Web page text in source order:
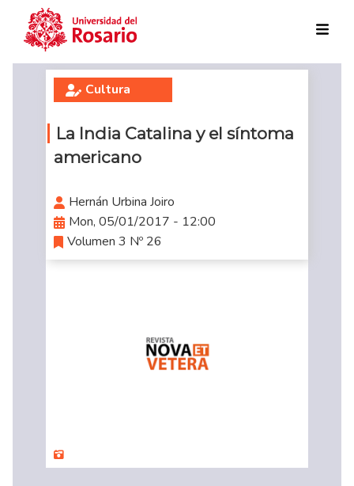
Skip to main content
Cultura
La India Catalina y el síntoma
americano
Hernán Urbina Joiro
Mon, 05/01/2017 - 12:00
Volumen 3 Nº 26